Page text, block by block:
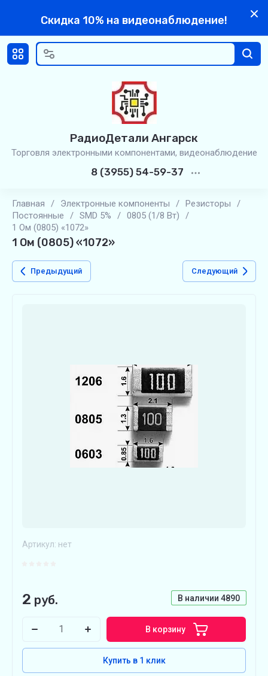
Скидка 10% на видеонаблюдение!
РадиоДетали Ангарск
Торговля электронными компонентами, видеонаблюдение
8 (3955) 54-59-37
Главная / Электронные компоненты / Резисторы
/
Постоянные
/ SMD 5% / 0805 (1/8 Вт)
/
1 Ом (0805) «1072»
1 Ом (0805) «1072»
Предыдущий Следующий
Артикул: нет
В наличии 4890
2 руб.
В корзину
Купить в 1 клик